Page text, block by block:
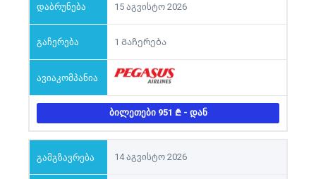
15 აგვისტო 2026
1 Გაჩერება
ᲑᲘᲚᲔᲗᲔᲑᲘ 951 - ᲓᲐᲜ
14 აგვისტო 2026